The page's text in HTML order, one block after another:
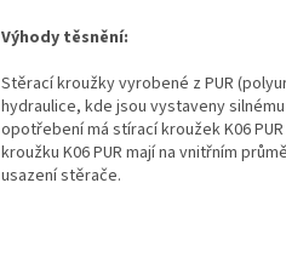
Výhody těsnění:
Stěrací kroužky vyrobené z PUR
hydraulice, kde jsou vystaveny
opotřebení má stírací kroužek K06
kroužku K06 PUR mají na vnitřním
usazení stěrače.